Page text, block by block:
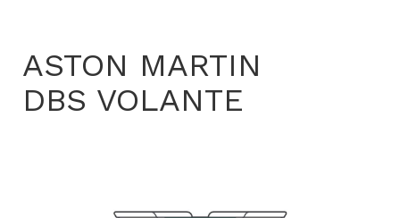
ASTON MARTIN
DBS VOLANTE